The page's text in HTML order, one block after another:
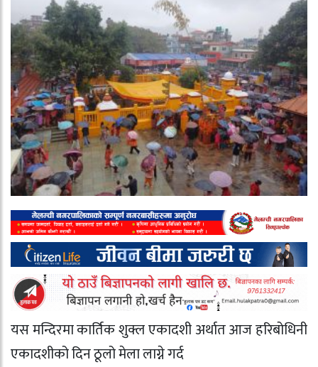
यस मन्दिरमा कार्तिक शुक्ल एकादशी अर्थात आज हरिबोधिनी
एकादशीको दिन ठूलो मेला लाग्ने गर्द